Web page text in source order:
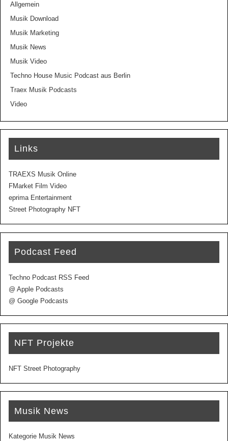
Allgemein
Musik Download
Musik Marketing
Musik News
Musik Video
Techno House Music Podcast aus Berlin
Traex Musik Podcasts
Video
Links
TRAEXS Musik Online
FMarket Film Video
eprima Entertainment
Street Photography NFT
Podcast Feed
Techno Podcast RSS Feed
@ Apple Podcasts
@ Google Podcasts
NFT Projekte
NFT Street Photography
Musik News
Kategorie Musik News